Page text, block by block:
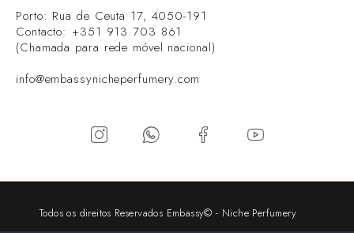
Porto: Rua de Ceuta 17, 4050-191
Contacto: +351 913 703 861
(Chamada para rede móvel nacional)
info@embassynicheperfumery.com
Todos os direitos Reservados Embassy© - Niche Perfumery